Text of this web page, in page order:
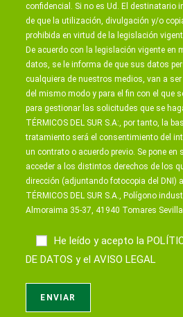
confidencial. Si no es Ud. El destinatario
de que la utilización, divulgación y/o
prohibida en virtud de la legislación
De acuerdo con la legislación vigente en
datos, se le informa de que sus datos
cualquiera de nuestros medios, van a
del mismo modo y para el fin con el que
para gestionar las solicitudes que se
TÉRMICOS DEL SUR S.A:, por tanto, la
tratamiento será el consentimiento del
un contrato o acuerdo previo. Se pone en
acceder a los distintos derechos de los
dirección (adjuntando fotocopia del DNI)
TÉRMICOS DEL SUR S.A., Polígono
Almoraima 35-37, 41940 Tomares
He leído y acepto la
DE DATOS y elAVISO LEGAL